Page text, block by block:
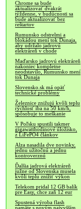
Chrome sa bude
aktualizovať dvakrát
týždenne, v budúcnosti sa
bude aktualizovať bez
reštartov
Rumunsko odstrelmi a
blokádou mení tok Dunaja,
aby udržalo jadrovú
elektráreň v chode
Maďarsko jadrovú elektráreň
nakoniec kompletne
neodstavilo, Rumunsko mení
tok Dunaja
Slovensko.sk má opäť
technické problémy
Železnice znižujú kvôli teplu
rýchlosť iba na 50 km/h,
spôsobuje to meškanie
V Poľsku spustili takmer
gigawatthodinové úložisko,
z LiFePO4 článkov
Alza nasadila dve novinky,
jednu užitočnú a jednu
kontroverznú
Ďalšia jadrová elektráreň
južne od Slovenska musela
kvôli teplu znížiť výkon
Telekom pridal 12 GB balík
pre Easy, chce zaň 12 eur
Spustená výroba flash
pamäte s novým najvyšším